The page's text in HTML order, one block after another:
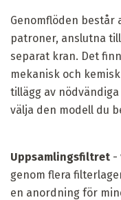
Genomflöden består
patroner, anslutna
separat kran. Det
mekanisk och
tillägg av
välja den modell du
Uppsamlingsfiltret -
genom flera
en anordning för